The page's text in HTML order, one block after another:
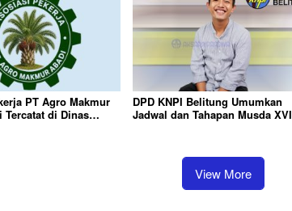
PT Agro Makmur
Tercatat di Dinas
DPD KNPI Belitung Umumkan
Jadwal dan Tahapan Musda XVI
View More